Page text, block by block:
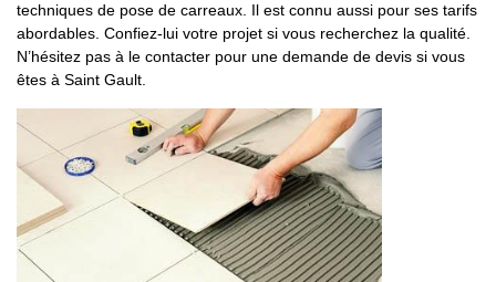
techniques de pose de carreaux. Il est connu aussi pour ses tarifs
abordables. Confiez-lui votre projet si vous recherchez la qualité.
N’hésitez pas à le contacter pour une demande de devis si vous
êtes à Saint Gault.